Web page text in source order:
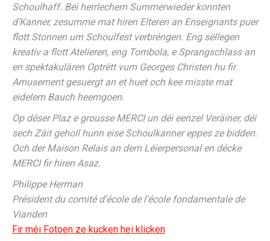
Schoulhaff. Bei herrlechem Summerwieder konnten
d’Kanner, zesumme mat hiren Elteren an Enseignants puer
flott Stonnen um Schoulfest verbréngen. Eng sëllegen
kreativ a flott Atelieren, eng Tombola, e Sprangschlass an
en spektakulären Optrëtt vum Georges Christen hu fir
Amusement gesuergt an et huet och kee misste mat
eidelem Bauch heemgoen.
Op dëser Plaz e grousse MERCI un déi eenzel Veräiner, déi
sech Zäit geholl hunn eise Schoulkanner eppes ze bidden.
Och der Maison Relais an dem Léierpersonal en décke
MERCI fir hiren Asaz.
Philippe Herman
Président du comité d’école de l’école fondamentale de
Vianden
Fir méi Fotoen ze kucken hei klicken